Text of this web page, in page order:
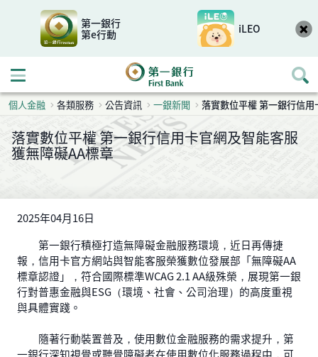
第一銀行
第e行動
iLEO
開啟行動選單
個人金融 各類服務 公告資訊 一銀新聞 落實數位平權 第一銀行信
落實數位平權 第一銀行信用卡官網及智能客服
獲無障礙AA標章
2025年04月16日
第一銀行積極打造無障礙金融服務環境，近日再傳捷
報，信用卡官方網站與智能客服榮獲數位發展部「無障礙AA
標章認證」，符合國際標準WCAG 2.1 AA級殊榮，展現第一銀
行對普惠金融與ESG（環境、社會、公司治理）的高度重視
與具體實踐。
隨著行動裝置普及，使用數位金融服務的需求提升，第